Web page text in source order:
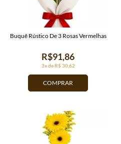
COMPRAR
3x de R$ 30,62
R$91,86
Buquê Rústico De 3 Rosas Vermelhas